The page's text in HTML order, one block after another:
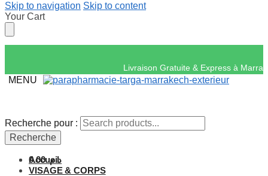
Skip to navigation Skip to content
Your Cart
Livraison Gratuite &
MENU
Recherche pour :
Recherche
د.م.0.00
Recherche pour :
Recherche
Accueil
VISAGE & CORPS